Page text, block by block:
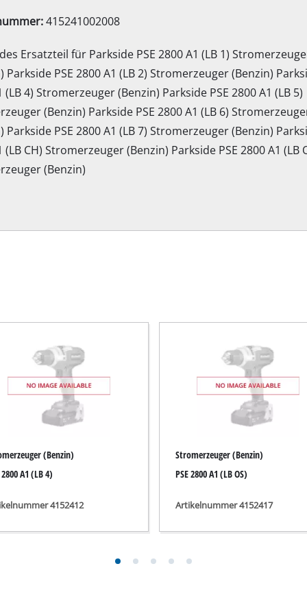
Benzin-Sensen
Elektro-Heckenscheren
Akku-Heckenscheren
Benzin-Heckenscheren
Teleskop-Heckenscheren
Tauchpumpen
Schmutzwasserpumpen
Tiefbrunnenpumpen
Hauswasserwerke
Benzin-Wasserpumpen
Akku-Vertikutierer
Elektro-Vertikutierer
Benzin-Vertikutierer
415241002008
Ersatzteil für Parkside PSE 2800 A1 (LB 1)
Parkside PSE 2800 A1 (LB 2) Stromerzeuger (Benzin)
(LB 4) Stromerzeuger (Benzin) Parkside PSE 2800 A1 (LB 5)
(Benzin) Parkside PSE 2800 A1 (LB 6)
Parkside PSE 2800 A1 (LB 7) Stromerzeuger (Benzin)
(LB CH) Stromerzeuger (Benzin) Parkside PSE 2800 A1 (LB
(Benzin)
(Benzin)
2800 A1 (LB 4)
4152412
Stromerzeuger (Benzin)
PSE 2800 A1 (LB OS)
Artikelnummer 4152417